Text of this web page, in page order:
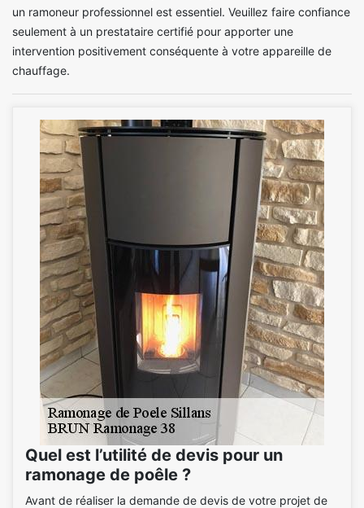
un ramoneur professionnel est essentiel. Veuillez faire confiance
seulement à un prestataire certifié pour apporter une
intervention positivement conséquente à votre appareille de
chauffage.
Quel est l’utilité de devis pour un
ramonage de poêle ?
Avant de réaliser la demande de devis de votre projet de